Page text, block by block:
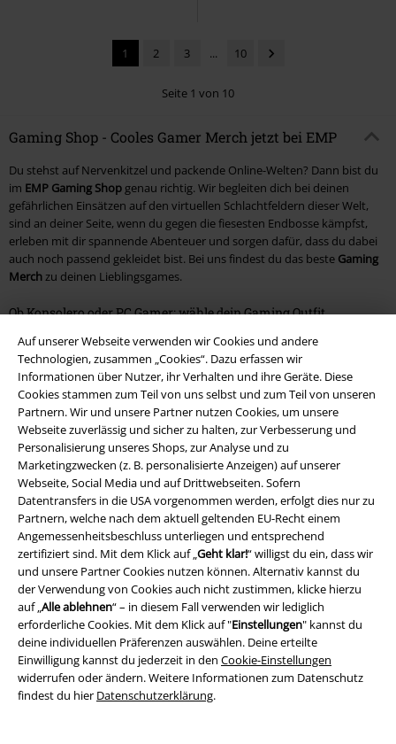
Auf unserer Webseite verwenden wir Cookies und andere
Technologien, zusammen „Cookies“. Dazu erfassen wir
Informationen über Nutzer, ihr Verhalten und ihre Geräte. Diese
Cookies stammen zum Teil von uns selbst und zum Teil von unseren
Partnern. Wir und unsere Partner nutzen Cookies, um unsere
Webseite zuverlässig und sicher zu halten, zur Verbesserung und
Personalisierung unseres Shops, zur Analyse und zu
Marketingzwecken (z. B. personalisierte Anzeigen) auf unserer
Webseite, Social Media und auf Drittwebseiten. Sofern
Datentransfers in die USA vorgenommen werden, erfolgt dies nur zu
Partnern, welche nach dem aktuell geltenden EU-Recht einem
Angemessenheitsbeschluss unterliegen und entsprechend
zertifiziert sind. Mit dem Klick auf „Geht klar!“ willigst du ein, dass wir
und unsere Partner Cookies nutzen können. Alternativ kannst du
der Verwendung von Cookies auch nicht zustimmen, klicke hierzu
auf „Alle ablehnen“ – in diesem Fall verwenden wir lediglich
erforderliche Cookies. Mit dem Klick auf "Einstellungen" kannst du
deine individuellen Präferenzen auswählen. Deine erteilte
Einwilligung kannst du jederzeit in den Cookie-Einstellungen
widerrufen oder ändern. Weitere Informationen zum Datenschutz
findest du hier Datenschutzerklärung.
1 2 3 ... 10
Seite 1 von 10
Gaming Shop - Cooles Gamer Merch jetzt bei EMP
Du stehst auf Nervenkitzel und packende Online-Welten? Dann bist du
im EMP Gaming Shop genau richtig. Wir begleiten dich bei deinen
gefährlichen Einsätzen auf den virtuellen Schlachtfeldern dieser Welt,
sind an deiner Seite, wenn du gegen die fiesesten Endbosse kämpfst,
erleben mit dir spannende Abenteuer und sorgen dafür, dass du dabei
auch noch passend gekleidet bist. Bei uns findest du das beste Gaming
Merchzu deinen Lieblingsgames.
Ob Konsolero oder PC Gamer: wähle dein Gaming Outfit
Ob X-Box, Playstation, Nintendo Switch oder PC – wir sind eine
Gamingfamilie, die zusammenhalten muss. Vergessen sind die
Streitereien um die beste Plattform und vergessen sind die
stundenlangen Diskussionen über die wahren Gamer.
Eins ist sicher: wir alle lieben das Zocken und das ist doch das Wichtigste,
oder? Genauso sehen wir das auch. Wir mögen jede Plattform, denn
umso mehr Plattformen es gibt, desto mehr Innovation gibt es auch. Sei
es nun Virtual Reality oder das portable Spielen – wir freuen uns jetzt
schon auf viele weitere Neuerungen.
Das neueste Merch aus der Gamingwelt
Du wartest sehnsüchtig auf ein bestimmtes Spiele-Release? Verkürze die
Wartezeit und decke dich schon einmal vorsorglich mit Gaming Merch
ein. Neben verschiedenen Gaming T-Shirts und vielem mehr, bekommst
du bei uns deine Lieblingscharaktere als Funko Pop! Figuren. Wähle
deine Wegbegleiter aus und schon nicken dir Vault Boy und Ezio
wohlwollend vom Schreibtisch aus zu.
Du liebst zudem die Nostalgie? Dann bist in unserem